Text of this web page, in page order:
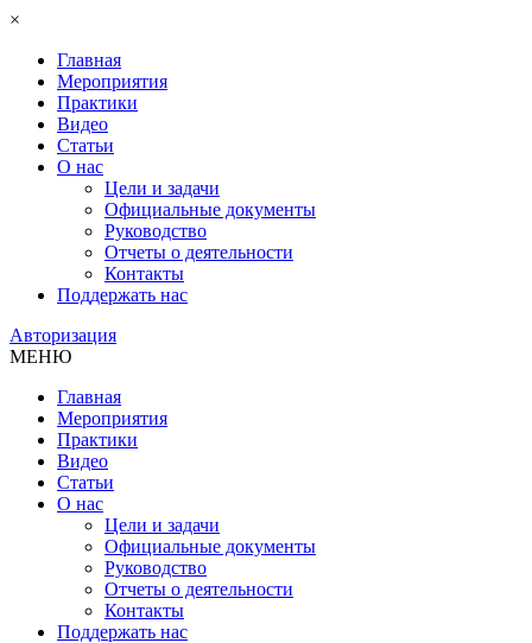
×
Главная
Мероприятия
Практики
Видео
Статьи
О нас
Цели и задачи
Официальные документы
Руководство
Отчеты о деятельности
Контакты
Поддержать нас
Авторизация
МЕНЮ
Главная
Мероприятия
Практики
Видео
Статьи
О нас
Цели и задачи
Официальные документы
Руководство
Отчеты о деятельности
Контакты
Поддержать нас